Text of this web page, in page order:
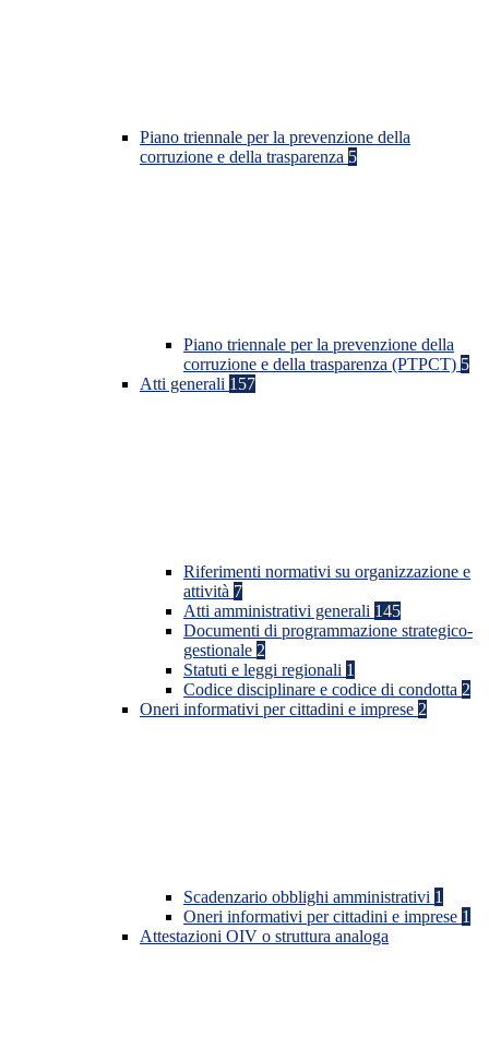
Piano triennale per la prevenzione della
corruzione e della trasparenza 5
Piano triennale per la prevenzione della
corruzione e della trasparenza (PTPCT) 5
Atti generali 157
Riferimenti normativi su organizzazione e
attività 7
Atti amministrativi generali 145
Documenti di programmazione strategico-
gestionale 2
Statuti e leggi regionali 1
Codice disciplinare e codice di condotta 2
Oneri informativi per cittadini e imprese 2
Scadenzario obblighi amministrativi 1
Oneri informativi per cittadini e imprese 1
Attestazioni OIV o struttura analoga